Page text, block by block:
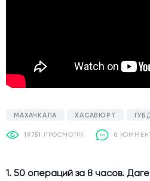
МАХАЧКАЛА ХАСАВЮРТ
19751 ПРОСМОТРА 0
1. 50 операций за 8 часов.